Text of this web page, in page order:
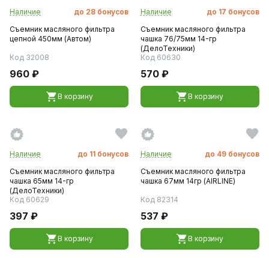
Наличие до 28 бонусов
Съемник масляного фильтра
цепной 450мм (Автом)
Код 32008
960 ₽
В корзину
Наличие до 17 бонусов
Съемник масляного фильтра
чашка 76/75мм 14-гр
(ДелоТехники)
Код 60630
570 ₽
В корзину
Наличие до 11 бонусов
Съемник масляного фильтра
чашка 65мм 14-гр
(ДелоТехники)
Код 60629
397 ₽
В корзину
Наличие до 49 бонусов
Съемник масляного фильтра
чашка 67мм 14гр (AIRLINE)
Код 82314
537 ₽
В корзину